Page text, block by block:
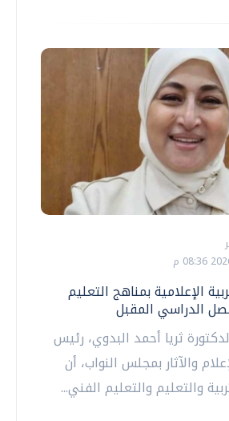
الإعلامية بمناهج التعليم
الدراسي المقبل
ثريا أحمد البدوي، رئيس
والآثار بمجلس النواب، أن
والتعليم والتعليم الفني...